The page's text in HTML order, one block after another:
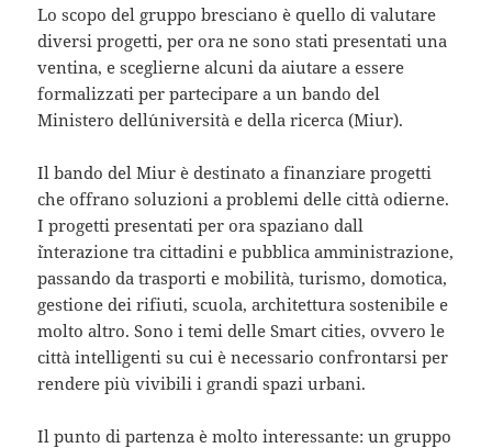
Lo scopo del gruppo bresciano è quello di valutare
diversi progetti, per ora ne sono stati presentati una
ventina, e sceglierne alcuni da aiutare a essere
formalizzati per partecipare a un bando del
Ministero dell´università e della ricerca (Miur).
Il bando del Miur è destinato a finanziare progetti
che offrano soluzioni a problemi delle città odierne.
I progetti presentati per ora spaziano dall
´interazione tra cittadini e pubblica amministrazione,
passando da trasporti e mobilità, turismo, domotica,
gestione dei rifiuti, scuola, architettura sostenibile e
molto altro. Sono i temi delle Smart cities, ovvero le
città intelligenti su cui è necessario confrontarsi per
rendere più vivibili i grandi spazi urbani.
Il punto di partenza è molto interessante: un gruppo